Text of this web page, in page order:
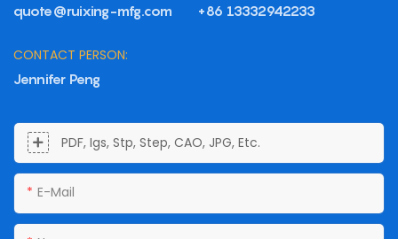
quote@ruixing-mfg.com
+86 13332942233
CONTACT PERSON:
Jennifer Peng
PDF, Igs, Stp, Step, CAO, JPG, Etc.
E-Mail